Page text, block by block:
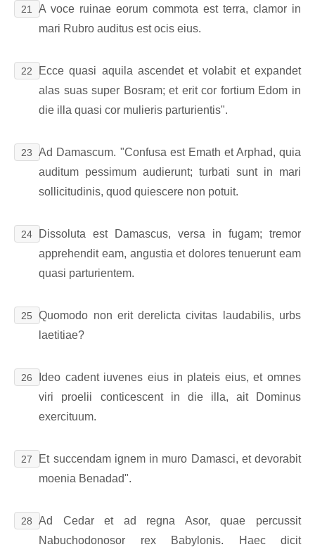
21
A voce ruinae eorum commota est terra, clamor in
mari Rubro auditus est ocis eius.
22
Ecce quasi aquila ascendet et volabit et expandet
alas suas super Bosram; et erit cor fortium Edom in
die illa quasi cor mulieris parturientis".
23
Ad Damascum. "Confusa est Emath et Arphad, quia
auditum pessimum audierunt; turbati sunt in mari
sollicitudinis, quod quiescere non potuit.
24
Dissoluta est Damascus, versa in fugam; tremor
apprehendit eam, angustia et dolores tenuerunt eam
quasi parturientem.
25
Quomodo non erit derelicta civitas laudabilis, urbs
laetitiae?
26
Ideo cadent iuvenes eius in plateis eius, et omnes
viri proelii conticescent in die illa, ait Dominus
exercituum.
27
Et succendam ignem in muro Damasci, et devorabit
moenia Benadad".
28
Ad Cedar et ad regna Asor, quae percussit
Nabuchodonosor rex Babylonis. Haec dicit